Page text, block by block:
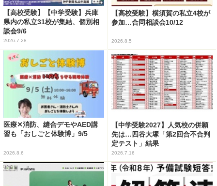
【高校受験】【中学受験】兵庫
県内の私立31校が集結、個別相
談会9/6
2026.7.28
【高校受験】横須賀の私立4校が
参加…合同相談会10/12
2026.8.5
医療✕消防、縫合デモやAED講
習も「おしごと体験博」9/5
2026.8.6
【中学受験2027】人気校の併願
先は…四谷大塚「第2回合不合判
定テスト」結果
2026.7.16